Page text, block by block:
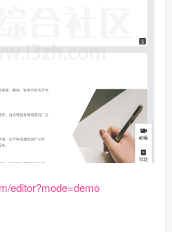
editor?mode=demo